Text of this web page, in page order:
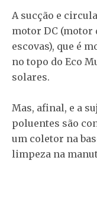
A sucção e
motor DC (motor
escovas), que é
no topo do Eco
solares.
Mas, afinal, e a
poluentes são
um coletor na
limpeza na